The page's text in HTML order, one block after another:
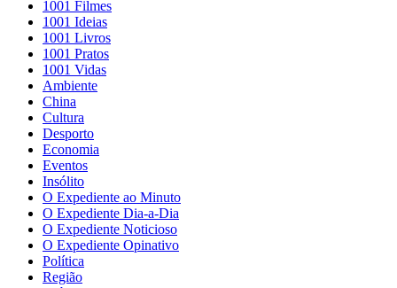
1001 Filmes
1001 Ideias
1001 Livros
1001 Pratos
1001 Vidas
Ambiente
China
Cultura
Desporto
Economia
Eventos
Insólito
O Expediente ao Minuto
O Expediente Dia-a-Dia
O Expediente Noticioso
O Expediente Opinativo
Política
Região